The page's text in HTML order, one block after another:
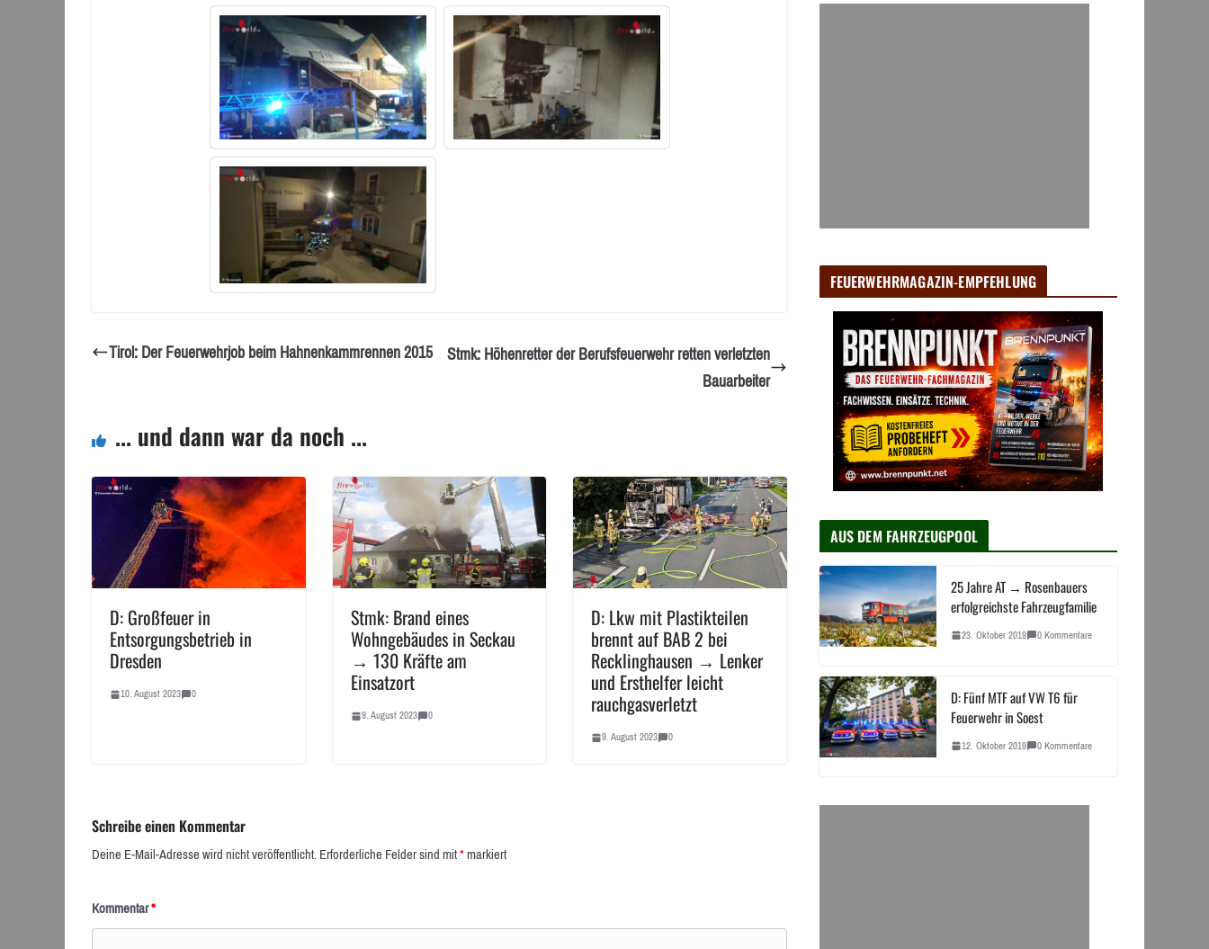
Tirol: Der Feuerwehrjob beim Hahnenkammrennen 2015 Stmk: Höhenretter der Berufsfeuerwehr retten verletzten
Bauarbeiter
... und dann war da noch ...
D: Großfeuer in
Entsorgungsbetrieb in
Dresden
10. August 2023 0
Stmk: Brand eines
Wohngebäudes in Seckau
→ 130 Kräfte am
Einsatzort
9. August 2023 0
D: Lkw mit Plastikteilen
brennt auf BAB 2 bei
Recklinghausen → Lenker
und Ersthelfer leicht
rauchgasverletzt
9. August 2023 0
Schreibe einen Kommentar
Deine E-Mail-Adresse wird nicht veröffentlicht.Erforderliche Felder sind mit*markiert
Kommentar*
FEUERWEHRMAGAZIN-EMPFEHLUNG
AUS DEM FAHRZEUGPOOL
25 Jahre AT → Rosenbauers
erfolgreichste Fahrzeugfamilie
23. Oktober 2019 0 Kommentare
D: Fünf MTF auf VW T6 für
Feuerwehr in Soest
12. Oktober 2019 0 Kommentare